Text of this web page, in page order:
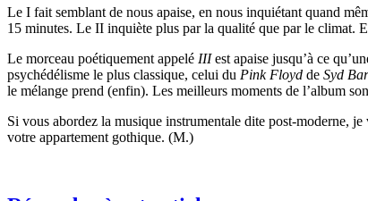
Le I fait semblant de nous apaise, en nous inquiétant quand
15 minutes. Le II inquiète plus par la qualité que par le climat.
Le morceau poétiquement appelé IIIest apaise jusqu’à ce
psychédélisme le plus classique, celui du Pink Floyd de Syd
le mélange prend (enfin). Les meilleurs moments de l’album
Si vous abordez la musique instrumentale dite post-moderne,
votre appartement gothique. (M.)